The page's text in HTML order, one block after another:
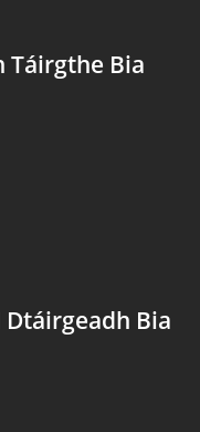
Táirgthe Bia
Bia